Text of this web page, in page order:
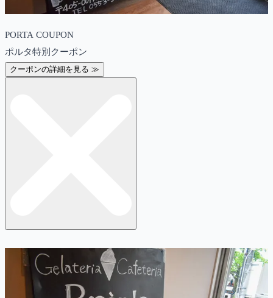
PORTA COUPON
ポルタ特別クーポン
クーポンの詳細を見る ≫